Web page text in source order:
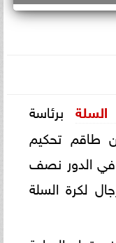
برئاسة
طاقم تحكيم
في الدور نصف
لكرة السلة